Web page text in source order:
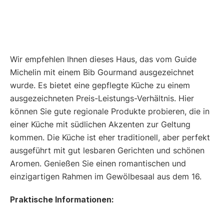
Wir empfehlen Ihnen dieses Haus, das vom Guide
Michelin mit einem Bib Gourmand ausgezeichnet
wurde. Es bietet eine gepflegte Küche zu einem
ausgezeichneten Preis-Leistungs-Verhältnis. Hier
können Sie gute regionale Produkte probieren, die in
einer Küche mit südlichen Akzenten zur Geltung
kommen. Die Küche ist eher traditionell, aber perfekt
ausgeführt mit gut lesbaren Gerichten und schönen
Aromen. Genießen Sie einen romantischen und
einzigartigen Rahmen im Gewölbesaal aus dem 16.
Praktische Informationen: